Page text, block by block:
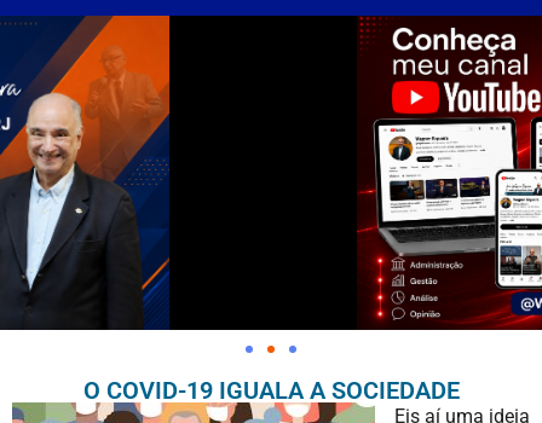
O COVID-19 IGUALA A SOCIEDADE
Eis aí uma ideia